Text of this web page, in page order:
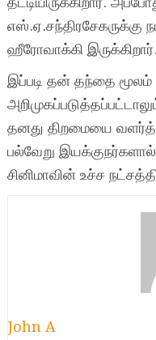
எஸ்.ஏ.சந்திரசேகருக்கு
ஹீரோவாக்கி இருக்கிறார்.
இப்படி தன் தந்தை
தனது திறமையை
பல்வேறு
சினிமாவின் உச்ச
John A